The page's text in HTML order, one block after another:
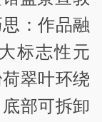
：作品融
标志性元
翠叶环绕
部可拆卸